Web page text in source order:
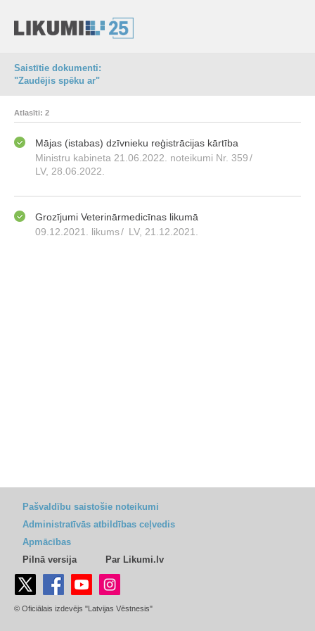
Saistītie dokumenti:
"Zaudējis spēku ar"
Atlasīti: 2
Mājas (istabas) dzīvnieku reģistrācijas kārtība
Ministru kabineta 21.06.2022. noteikumi Nr. 359/
LV, 28.06.2022.
Grozījumi Veterinārmedicīnas likumā
09.12.2021. likums/ LV, 21.12.2021.
Pašvaldību saistošie noteikumi
Administratīvās atbildības ceļvedis
Apmācības
Pilnā versija
Par Likumi.lv
© Oficiālais izdevējs "Latvijas Vēstnesis"